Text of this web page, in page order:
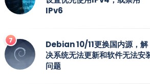
IPv6
Debian 10/11更换国内源，解
决系统无法更新和软件无法安
问题